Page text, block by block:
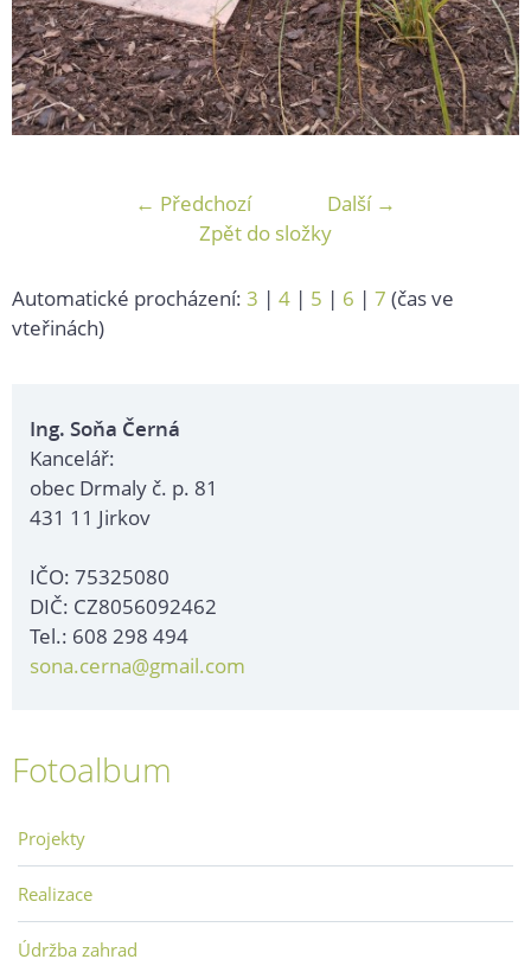
← Předchozí
Další →
Zpět do složky
Automatické procházení: 3 | 4 | 5 | 6 | 7 (čas ve
vteřinách)
Ing. Soňa Černá
Kancelář:
obec Drmaly č. p. 81
431 11 Jirkov
IČO: 75325080
DIČ: CZ8056092462
Tel.: 608 298 494
sona.cerna@gmail.com
Fotoalbum
Projekty
Realizace
Údržba zahrad